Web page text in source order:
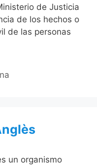
de Justicia
de los hechos o
de las personas
un organismo